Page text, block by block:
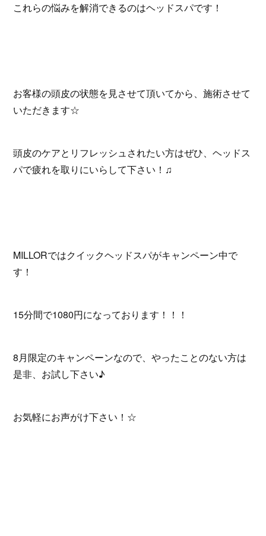
これらの悩みを解消できるのはヘッドスパです！
お客様の頭皮の状態を見させて頂いてから、施術させて
いただきます☆
頭皮のケアとリフレッシュされたい方はぜひ、ヘッドス
パで疲れを取りにいらして下さい！♫
MILLORではクイックヘッドスパがキャンペーン中で
す！
15分間で1080円になっております！！！
8月限定のキャンペーンなので、やったことのない方は
是非、お試し下さい♪
お気軽にお声がけ下さい！☆